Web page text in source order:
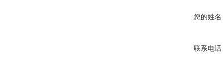
您的姓名
联系电话